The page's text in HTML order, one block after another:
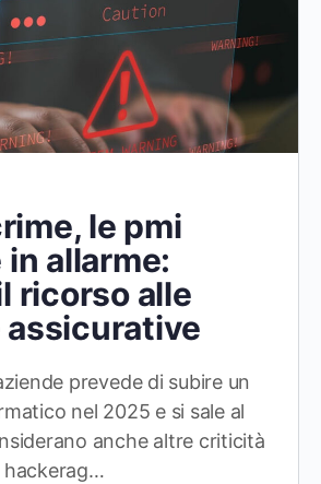
le pmi
allarme:
ricorso alle
assicurative
prevede di subire un
nel 2025 e si sale al
anche altre criticità